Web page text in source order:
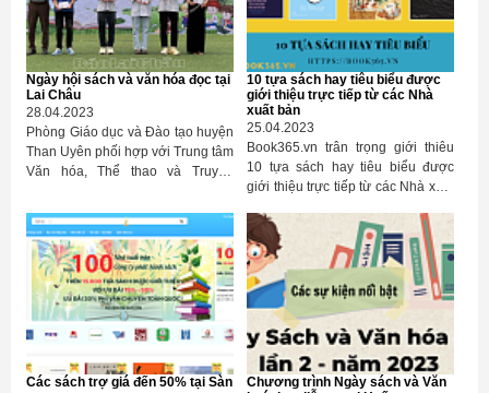
Ngày hội sách và văn hóa đọc tại
Lai Châu
28.04.2023
Phòng Giáo dục và Đào tạo huyện
Than Uyên phối hợp với Trung tâm
Văn hóa, Thể thao và Truyền
sách và văn hóa đọc năm 2023 với
nhiều hoạt động bổ ích thu hút sự
tham gia của đông đảo thầy, cô
giáo, học sinh, phụ huynh học sinh
trong toàn huyện.
10 tựa sách hay tiêu biểu được
giới thiệu trực tiếp từ các Nhà
xuất bản
25.04.2023
Book365.vn trân trọng giới thiêu
10 tựa sách hay tiêu biểu được
giới thiệu trực tiếp từ các Nhà xuất
được giới thiệu nhân dịp Ngày
sách và văn hoá đọc Việt Nam
năm nay. Xin mời Quý bạn tham
khảo.
Các sách trợ giá đến 50% tại Sàn
Chương trình Ngày sách và Văn